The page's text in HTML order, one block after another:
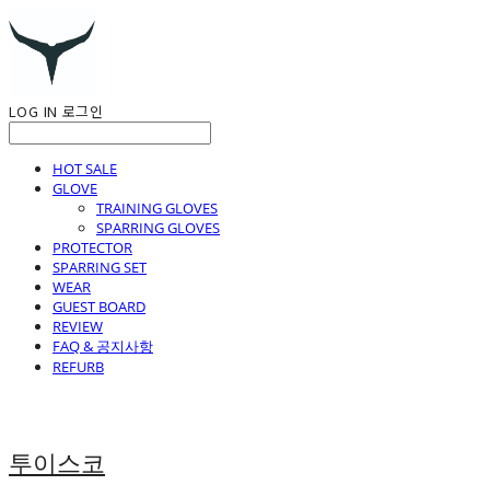
LOG IN 로그인
HOT SALE
GLOVE
TRAINING GLOVES
SPARRING GLOVES
PROTECTOR
SPARRING SET
WEAR
GUEST BOARD
REVIEW
FAQ & 공지사항
REFURB
투이스코